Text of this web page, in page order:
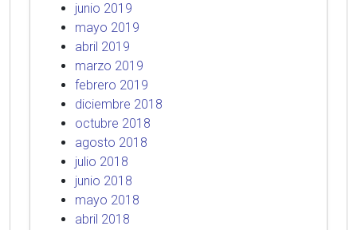
junio 2019
mayo 2019
abril 2019
marzo 2019
febrero 2019
diciembre 2018
octubre 2018
agosto 2018
julio 2018
junio 2018
mayo 2018
abril 2018